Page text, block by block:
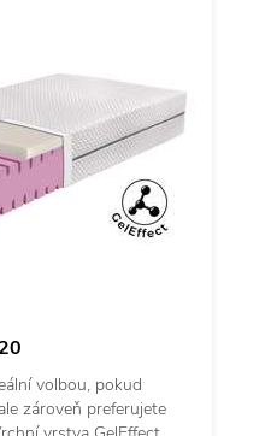
volbou, pokud
zároveň preferujete